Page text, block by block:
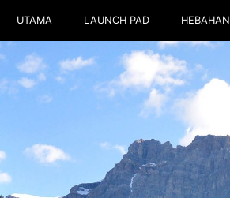
UTAMA LAUNCH PAD HEBAHAN